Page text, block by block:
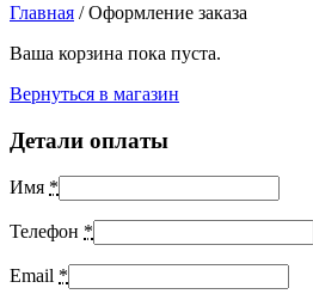
Главная /Оформление заказа
Ваша корзина пока пуста.
Вернуться в магазин
Детали оплаты
Имя *
Телефон *
Email *